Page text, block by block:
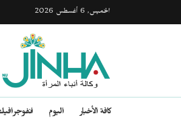
الخميس, 6 أغسطس 2026
كافة الأخبار اليوم